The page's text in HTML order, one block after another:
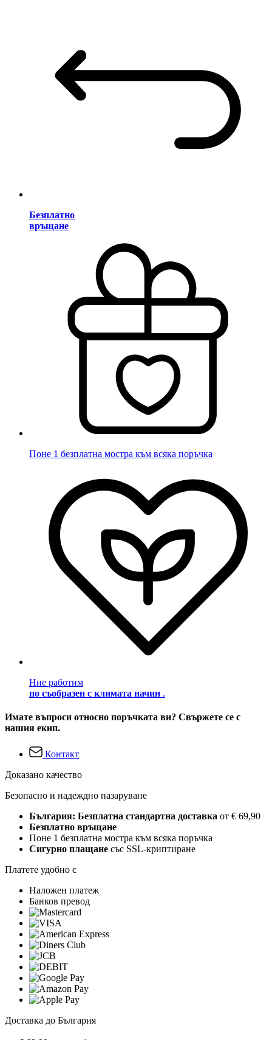
Безплатно
връщане
Поне 1 безплатна мостра към всяка поръчка
Ние работим
по съобразен с климата начин .
Имате въпроси относно поръчката ви? Свържете се с
нашия екип.
Контакт
Доказано качество
Безопасно и надеждно пазаруване
България: Безплатна стандартна доставка от € 69,90
Безплатно връщане
Поне 1 безплатна мостра към всяка поръчка
Сигурно плащане със SSL-криптиране
Платете удобно с
Наложен платеж
Банков превод
Доставка до България